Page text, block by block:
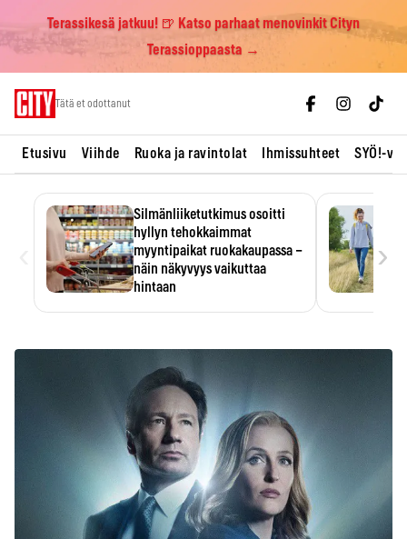
Terassikesä jatkuu! 🍺 Katso parhaat menovinkit Cityn
Terassioppaasta →
Tätä et odottanut
Etusivu Viihde Ruoka ja ravintolat Ihmissuhteet SYÖ!-
Silmänliiketutkimus osoitti
hyllyn tehokkaimmat
myyntipaikat ruokakaupassa –
näin näkyvyys vaikuttaa
hintaan
›